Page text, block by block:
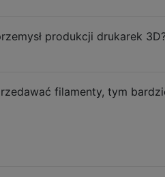
produkcji drukarek
filamenty, tym